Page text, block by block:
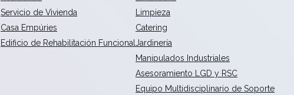
Servicio de Vivienda
Casa Empúries
Edificio de Rehabilitación Funcional
Limpieza
Catering
Jardinería
Manipulados Industriales
Asesoramiento LGD y RSC
Equipo Multidisciplinario de Soporte